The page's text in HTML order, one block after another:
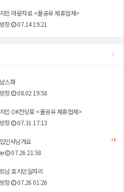
민 마운자로 <꿀공유 제휴업체>
장 07.14 19:21
+
스파
장 08.02 19:58
민 OK전당포 <꿀공유 제휴업체>
장 07.31 17:13
+1
인사남겨요
07.26 21:58
남 호치민일자리
장 07.26 01:26